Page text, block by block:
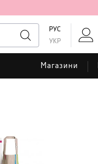
РУС
УКР
Магазини